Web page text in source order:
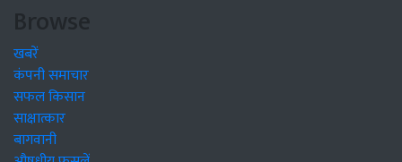
Browse
खबरें
कंपनी समाचार
सफल किसान
साक्षात्कार
बागवानी